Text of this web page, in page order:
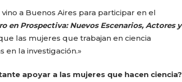
a Buenos Aires para participar en el
en Prospectiva: Nuevos Escenarios, Actores y
las mujeres que trabajan en ciencia
en la investigación.»
apoyar a las mujeres que hacen ciencia?